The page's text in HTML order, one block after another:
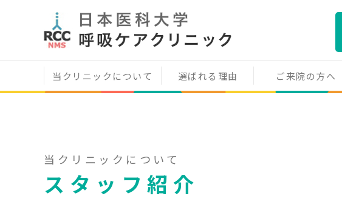
当クリニックについて 選ばれる理由 ご来院の方へ
当クリニックについて
スタッフ紹介